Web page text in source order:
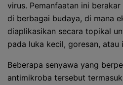
virus. Pemanfaatan ini
di berbagai budaya, di mana
diaplikasikan secara topikal
pada luka kecil, goresan, atau
Beberapa senyawa yang
antimikroba tersebut